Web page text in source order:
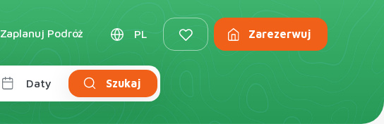
Zaplanuj Podróż PL Zarezerwuj
Daty Szukaj